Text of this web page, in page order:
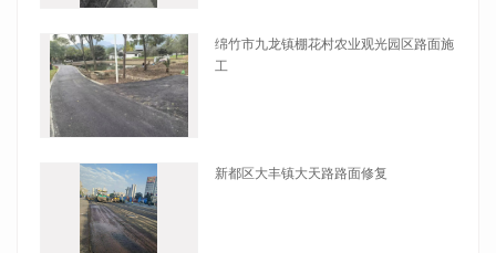
绵竹市九龙镇棚花村农业观光园区路面施
工
新都区大丰镇大天路路面修复